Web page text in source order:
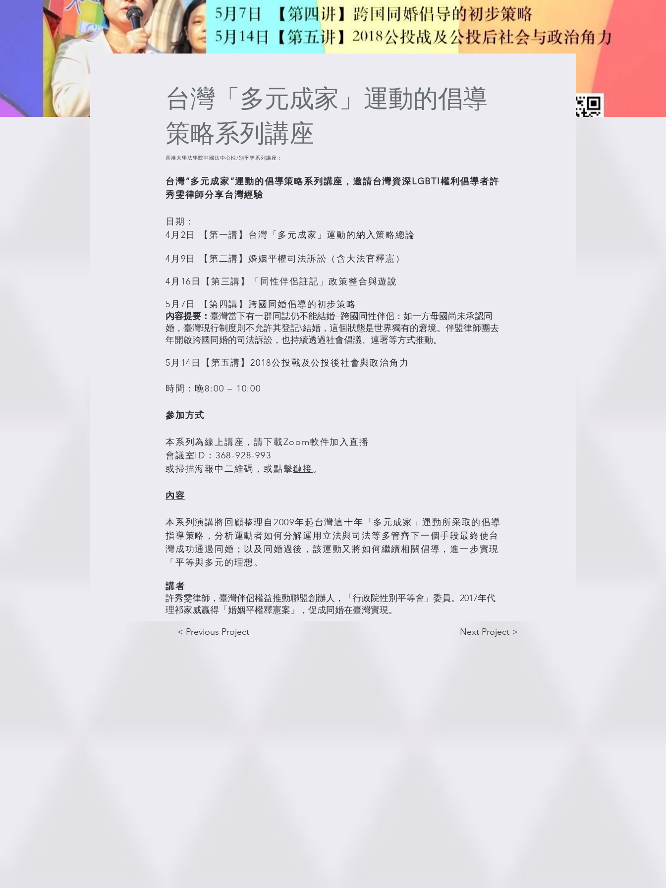
台灣「多元成家」運動的倡導
策略系列講座
香港大學法學院中國法中心性/別平等系列講座：
台灣“多元成家”運動的倡導策略系列講座，邀請台灣資深LGBTI權利倡導者許
秀雯律師分享台灣經驗
日期：
4月2日 【第一講】台灣「多元成家」運動的納入策略總論
4月9日 【第二講】婚姻平權司法訴訟（含大法官釋憲）
4月16日【第三講】「同性伴侶註記」政策整合與遊說
5月7日 【第四講】跨國同婚倡導的初步策略
內容提要： 臺灣當下有一群同誌仍不能結婚--跨國同性伴侶：如一方母國尚未承認同
婚，臺灣現行制度則不允許其登記\結婚，這個狀態是世界獨有的窘境。伴盟律師團去
年開啟跨國同婚的司法訴訟，也持續透過社會倡議、連署等方式推動。
5月14日【第五講】2018公投戰及公投後社會與政治角力
時間：晚8:00 – 10:00
參加方式
本系列為線上講座，請下載Zoom軟件加入直播
會議室ID：368-928-993
或掃描海報中二維碼，或點擊鏈接。
內容
本系列演講將回顧整理自2009年起台灣這十年「多元成家」運動所采取的倡導
指導策略，分析運動者如何分解運用立法與司法等多管齊下一個手段最終使台
灣成功通過同婚；以及同婚過後，該運動又將如何繼續相關倡導，進一步實現
「平等與多元的理想。
講者
許秀雯律師，臺灣伴侶權益推動聯盟創辦人，「行政院性別平等會」委員。2017年代
理祁家威贏得「婚姻平權釋憲案」，促成同婚在臺灣實現。
< Previous Project
Next Project >